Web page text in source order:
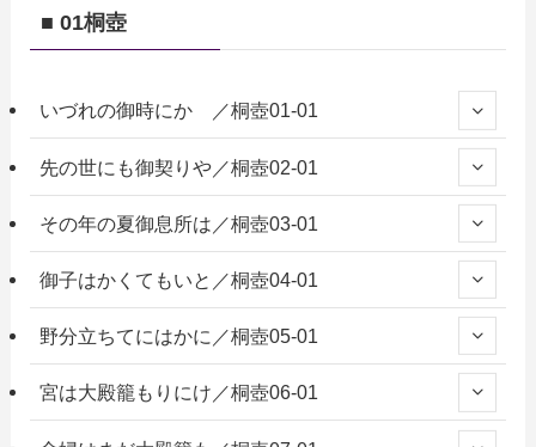
■ 01桐壺
いづれの御時にか ／桐壺01-01
先の世にも御契りや／桐壺02-01
その年の夏御息所は／桐壺03-01
御子はかくてもいと／桐壺04-01
野分立ちてにはかに／桐壺05-01
宮は大殿籠もりにけ／桐壺06-01